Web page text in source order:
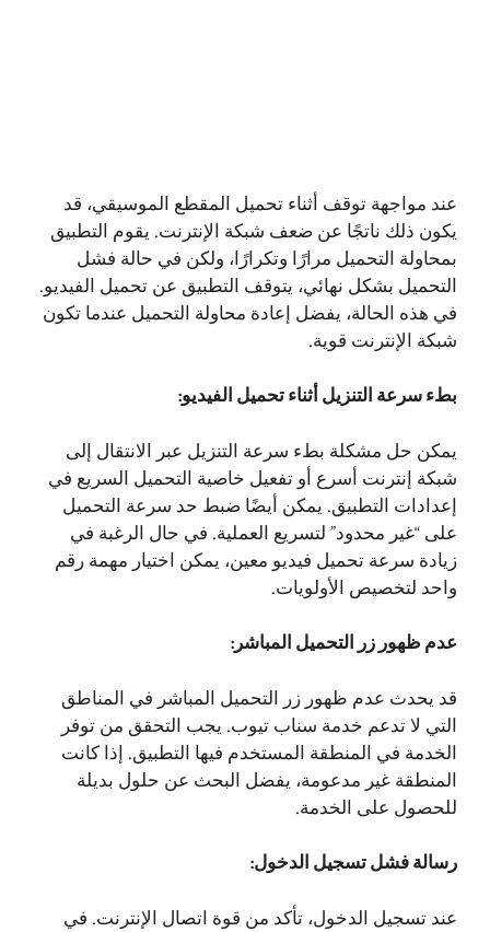
عند مواجهة توقف أثناء تحميل المقطع الموسيقي، قد
يكون ذلك ناتجًا عن ضعف شبكة الإنترنت. يقوم التطبيق
بمحاولة التحميل مرارًا وتكرارًا، ولكن في حالة فشل
التحميل بشكل نهائي، يتوقف التطبيق عن تحميل الفيديو.
في هذه الحالة، يفضل إعادة محاولة التحميل عندما تكون
شبكة الإنترنت قوية.
بطء سرعة التنزيل أثناء تحميل الفيديو:
يمكن حل مشكلة بطء سرعة التنزيل عبر الانتقال إلى
شبكة إنترنت أسرع أو تفعيل خاصية التحميل السريع في
إعدادات التطبيق. يمكن أيضًا ضبط حد سرعة التحميل
على “غير محدود” لتسريع العملية. في حال الرغبة في
زيادة سرعة تحميل فيديو معين، يمكن اختيار مهمة رقم
واحد لتخصيص الأولويات.
عدم ظهور زر التحميل المباشر:
قد يحدث عدم ظهور زر التحميل المباشر في المناطق
التي لا تدعم خدمة سناب تيوب. يجب التحقق من توفر
الخدمة في المنطقة المستخدم فيها التطبيق. إذا كانت
المنطقة غير مدعومة، يفضل البحث عن حلول بديلة
للحصول على الخدمة.
رسالة فشل تسجيل الدخول:
عند تسجيل الدخول، تأكد من قوة اتصال الإنترنت. في